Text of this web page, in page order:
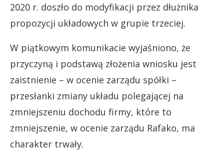
2020 r. doszło do modyfikacji przez dłużnika
propozycji układowych w grupie trzeciej.
W piątkowym komunikacie wyjaśniono, że
przyczyną i podstawą złożenia wniosku jest
zaistnienie – w ocenie zarządu spółki –
przesłanki zmiany układu polegającej na
zmniejszeniu dochodu firmy, które to
zmniejszenie, w ocenie zarządu Rafako, ma
charakter trwały.